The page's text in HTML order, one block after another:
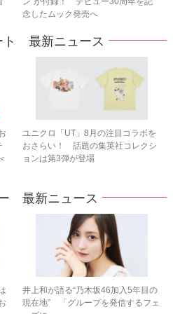
念したムック発売へ
ト 最新ニュース
ユニクロ「UT」8月の注目コラボを
おさらい！ 話題の集英社コレクシ
ョンは第3弾が登場
最新ニュース
井上和が語る“乃木坂46加入5年目の
現在地” 「グループを発信するフェ